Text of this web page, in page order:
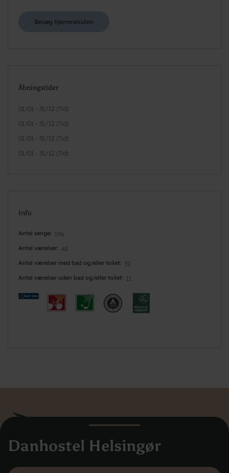
Danhostel Helsingør
Besøg hjemmesiden
Åbningstider
01/01 - 31/12 (Tid)
01/01 - 31/12 (Tid)
01/01 - 31/12 (Tid)
01/01 - 31/12 (Tid)
Info
Antal senge 196
Antal værelser 43
Antal værelser med bad og/eller toilet 32
Antal værelser uden bad og/eller toilet 11
Hovedkontoret